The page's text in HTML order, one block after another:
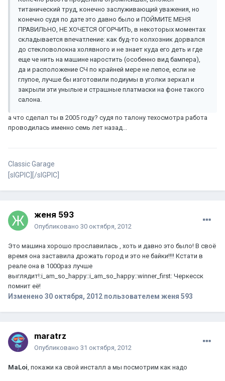
титанический труд, конечно заслуживающий уважения, но
конечно судя по дате это давно было и ПОЙМИТЕ МЕНЯ
ПРАВИЛЬНО, НЕ ХОЧЕТСЯ ОГОРЧИТЬ, в некоторых моментах
складывается впечатление: как буд-то колхозник дорвался
до стекловолокна холявного и не знает куда его деть и где
еще че нить на машине наростить (особенно вид бампера),
да и расположение СЧ по крайней мере не лепое, если не
глупое, лучше бы изготовили подиумы в уголки зеркал и
закрыли эти унылые и страшные платмаски на фоне такого
салона.
а что сделал ты в 2005 году? судя по талону техосмотра работа
проводилась именно семь лет назад...
Classic Garage
[sIGPIC][/sIGPIC]
женя 593
Опубликовано 30 октября, 2012
Это машина хорошо прославилась , хоть и давно это было! В своё
время она заставила дрожать город и это не байки!!!! Кстати в
реале она в 1000раз лучше
выглядит!:i_am_so_happy::i_am_so_happy::winner_first: Черкесск
помнит её!
Изменено 30 октября, 2012 пользователем женя 593
maratrz
Опубликовано 31 октября, 2012
MaLoi , покажи ка свой инсталл а мы посмотрим как надо